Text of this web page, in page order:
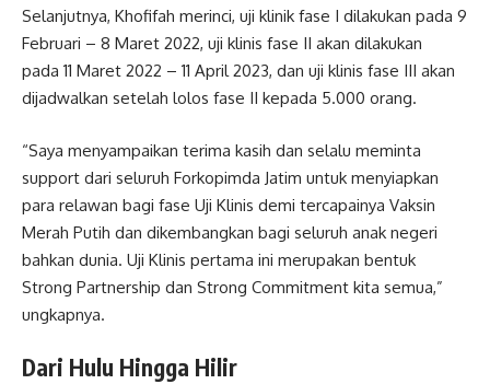
Selanjutnya, Khofifah merinci, uji klinik fase I dilakukan pada 9
Februari – 8 Maret 2022, uji klinis fase II akan dilakukan
pada 11 Maret 2022 – 11 April 2023, dan uji klinis fase III akan
dijadwalkan setelah lolos fase II kepada 5.000 orang.
“Saya menyampaikan terima kasih dan selalu meminta
support dari seluruh Forkopimda Jatim untuk menyiapkan
para relawan bagi fase Uji Klinis demi tercapainya Vaksin
Merah Putih dan dikembangkan bagi seluruh anak negeri
bahkan dunia. Uji Klinis pertama ini merupakan bentuk
Strong Partnership dan Strong Commitment kita semua,”
ungkapnya.
Dari Hulu Hingga Hilir